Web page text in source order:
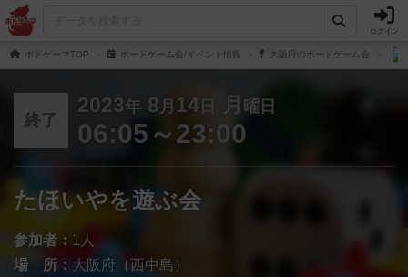
ログイン
ボドゲーマTOP ボードゲーム会/イベント情報 大阪府のボードゲーム会
終了
2023年 8 月 14 日 月 曜日
06:05～23:00
たほいやを遊ぶ会
参加者： 1人
場 所： 大阪府（西中島）